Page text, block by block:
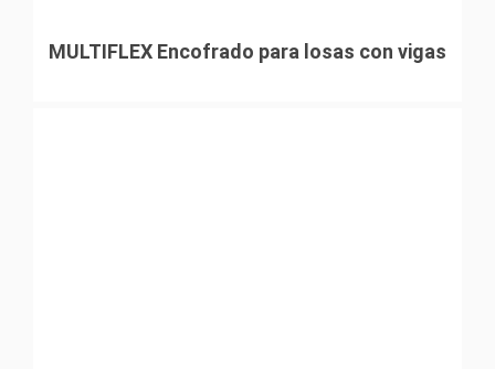
MULTIFLEX Encofrado para losas con vigas